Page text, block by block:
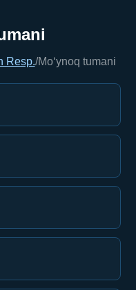
Resp./Mo‘ynoq tumani